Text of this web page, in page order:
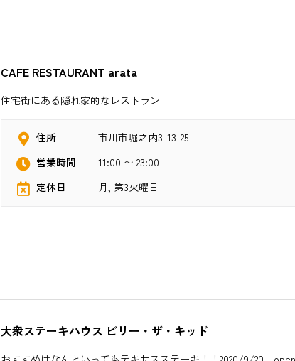
CAFE RESTAURANT arata
住宅街にある隠れ家的なレストラン
住所
市川市堀之内3-13-25
営業時間
11:00 〜 23:00
定休日
月, 第3火曜日
大衆ステーキハウス ビリー・ザ・キッド